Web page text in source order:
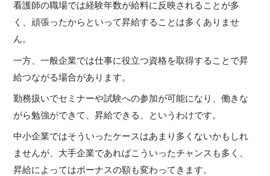
看護師の職場では経験年数が給料に反映されることが多
く、頑張ったからといって昇給することは多くありませ
ん。
一方、一般企業では仕事に役立つ資格を取得することで昇
給つながる場合があります。
勤務扱いでセミナーや試験への参加が可能になり、働きな
がら勉強ができて、昇給できる、というわけです。
中小企業ではそういったケースはあまり多くないかもしれ
ませんが、大手企業であればこういったチャンスも多く、
昇給によってはボーナスの額も変わってきます。